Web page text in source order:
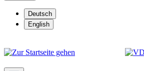
Deutsch
English